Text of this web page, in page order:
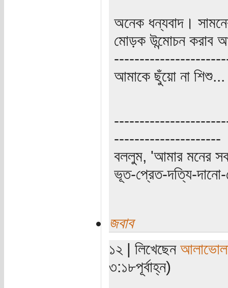
অনেক ধন্যবাদ।
মোড়ক উন্মোচন করাব
আমাকে ছুঁয়ো না শিশু...
---------------------
বললুম, 'আমার মনের
ভূত-প্রেত-দত্যি-দানো-
জবাব
১২ | লিখেছেন
৩:১৮পূর্বাহ্ন)